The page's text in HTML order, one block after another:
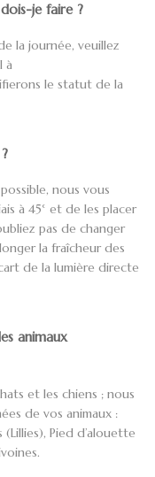
je faire ?
la journée, veuillez
à
le statut de la
nous vous
à 45° et de les placer
pas de changer
la fraîcheur des
de la lumière directe
animaux
et les chiens ; nous
de vos animaux :
Pied d’alouette